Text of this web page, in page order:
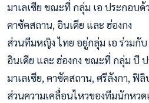
มาเลเซีย ขณะที่ กลุ่ม เอ ประกอบด้
คาซัคสถาน, อินเดีย และ ฮ่องกง
ส่วนทีมหญิง ไทย อยู่กลุ่ม เอ ร่วมกั
อินเดีย และ ฮ่องกง ขณะที่ กลุ่ม บี
มาเลเซีย, คาซัคสถาน, ศรีลังกา, ฟิ
ส่วนความเคลื่อนไหวของทีมนักหวด